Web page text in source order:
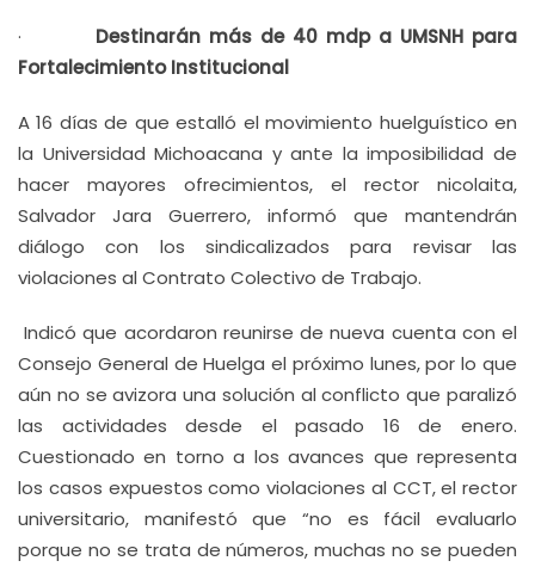
· Destinarán más de 40 mdp a UMSNH para
Fortalecimiento Institucional
A 16 días de que estalló el movimiento huelguístico en
la Universidad Michoacana y ante la imposibilidad de
hacer mayores ofrecimientos, el rector nicolaita,
Salvador Jara Guerrero, informó que mantendrán
diálogo con los sindicalizados para revisar las
violaciones al Contrato Colectivo de Trabajo.
Indicó que acordaron reunirse de nueva cuenta con el
Consejo General de Huelga el próximo lunes, por lo que
aún no se avizora una solución al conflicto que paralizó
las actividades desde el pasado 16 de enero.
Cuestionado en torno a los avances que representa
los casos expuestos como violaciones al CCT, el rector
universitario, manifestó que “no es fácil evaluarlo
porque no se trata de números, muchas no se pueden